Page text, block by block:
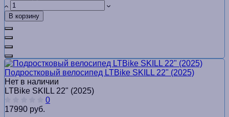
В корзину
Подростковый велосипед LTBike SKILL 22" (2025)
Нет в наличии
LTBike SKILL 22" (2025)
0
17990 руб.